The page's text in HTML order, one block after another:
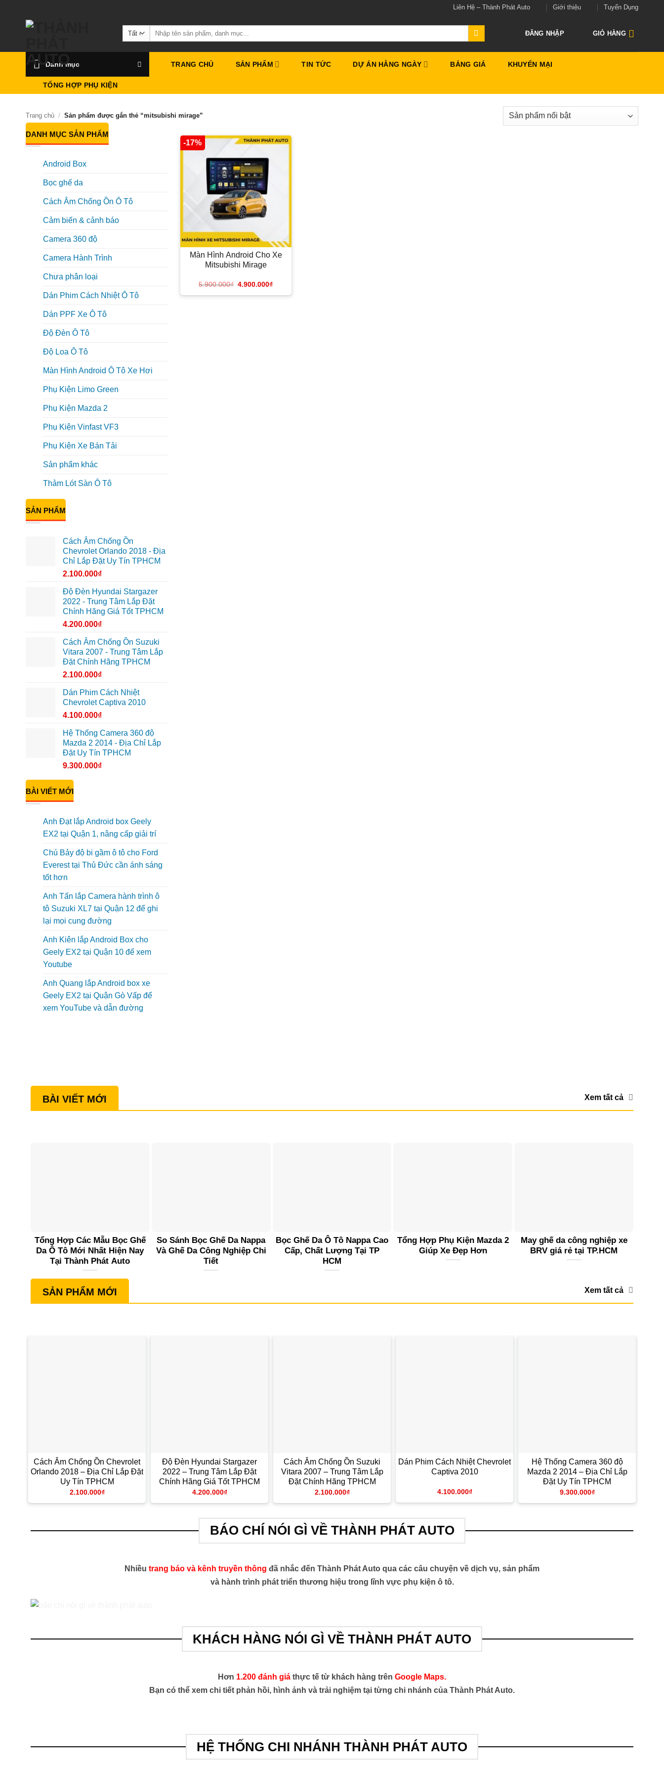
Liên Hệ – Thành Phát Auto Giới thiệu Tuyển Dụng
Tìm
kiếm:
ĐĂNG NHẬP GIỎ HÀNG
Danh mục TRANG CHỦ SẢN PHẨM TIN TỨC DỰ ÁN HẰNG NGÀY BẢNG GIÁ KHUYẾN MẠI
TỔNG HỢP PHỤ KIỆN
Trang chủ / Sản phẩm được gắn thẻ “mitsubishi mirage”
DANH MỤC SẢN PHẨM
Android Box
Bọc ghế da
Cách Âm Chống Ồn Ô Tô
Cảm biến & cảnh báo
Camera 360 độ
Camera Hành Trình
Chưa phân loại
Dán Phim Cách Nhiệt Ô Tô
Dán PPF Xe Ô Tô
Độ Đèn Ô Tô
Độ Loa Ô Tô
Màn Hình Android Ô Tô Xe Hơi
Phụ Kiện Limo Green
Phụ Kiện Mazda 2
Phụ Kiện Vinfast VF3
Phụ Kiện Xe Bán Tải
Sản phẩm khác
Thảm Lót Sàn Ô Tô
SẢN PHẨM
Cách Âm Chống Ồn
Chevrolet Orlando 2018 - Địa
Chỉ Lắp Đặt Uy Tín TPHCM
2.100.000₫
Độ Đèn Hyundai Stargazer
2022 - Trung Tâm Lắp Đặt
Chính Hãng Giá Tốt TPHCM
4.200.000₫
Cách Âm Chống Ồn Suzuki
Vitara 2007 - Trung Tâm Lắp
Đặt Chính Hãng TPHCM
2.100.000₫
Dán Phim Cách Nhiệt
Chevrolet Captiva 2010
4.100.000₫
Hệ Thống Camera 360 độ
Mazda 2 2014 - Địa Chỉ Lắp
Đặt Uy Tín TPHCM
9.300.000₫
BÀI VIẾT MỚI
Anh Đạt lắp Android box Geely
EX2 tại Quận 1, nâng cấp giải trí
Chú Bảy độ bi gầm ô tô cho Ford
Everest tại Thủ Đức cần ánh sáng
tốt hơn
Anh Tấn lắp Camera hành trình ô
tô Suzuki XL7 tại Quận 12 để ghi
lại mọi cung đường
Anh Kiên lắp Android Box cho
Geely EX2 tại Quận 10 để xem
Youtube
Anh Quang lắp Android box xe
Geely EX2 tại Quận Gò Vấp để
xem YouTube và dẫn đường
-17%
+
Màn Hình Android Cho Xe
Mitsubishi Mirage
5.900.000₫ 4.900.000₫
BÀI VIẾT MỚI Xem tất cả
Tổng Hợp Các Mẫu Bọc Ghế
Da Ô Tô Mới Nhất Hiện Nay
Tại Thành Phát Auto
So Sánh Bọc Ghế Da Nappa
Và Ghế Da Công Nghiệp Chi
Tiết
Bọc Ghế Da Ô Tô Nappa Cao
Cấp, Chất Lượng Tại TP
HCM
Tổng Hợp Phụ Kiện Mazda 2
Giúp Xe Đẹp Hơn
May ghế da công nghiệp xe
BRV giá rẻ tại TP.HCM
SẢN PHẨM MỚI Xem tất cả
Cách Âm Chống Ồn Chevrolet
Orlando 2018 – Địa Chỉ Lắp Đặt
Uy Tín TPHCM
2.100.000₫
Độ Đèn Hyundai Stargazer
2022 – Trung Tâm Lắp Đặt
Chính Hãng Giá Tốt TPHCM
4.200.000₫
Cách Âm Chống Ồn Suzuki
Vitara 2007 – Trung Tâm Lắp
Đặt Chính Hãng TPHCM
2.100.000₫
Dán Phim Cách Nhiệt Chevrolet
Captiva 2010
4.100.000₫
Hệ Thống Camera 360 độ
Mazda 2 2014 – Địa Chỉ Lắp
Đặt Uy Tín TPHCM
9.300.000₫
BÁO CHÍ NÓI GÌ VỀ THÀNH PHÁT AUTO
Nhiều trang báo và kênh truyền thông đã nhắc đến Thành Phát Auto qua các câu chuyện về dịch vụ, sản phẩm
và hành trình phát triển thương hiệu trong lĩnh vực phụ kiện ô tô.
KHÁCH HÀNG NÓI GÌ VỀ THÀNH PHÁT AUTO
Hơn 1.200 đánh giá thực tế từ khách hàng trên Google Maps.
Bạn có thể xem chi tiết phản hồi, hình ảnh và trải nghiệm tại từng chi nhánh của Thành Phát Auto.
HỆ THỐNG CHI NHÁNH THÀNH PHÁT AUTO